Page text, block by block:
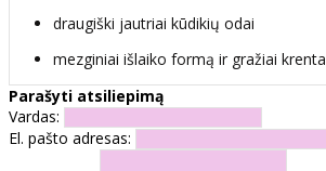
draugiški jautriai kūdikių odai
mezginiai išlaiko formą ir gražiai krenta
Parašyti atsiliepimą
Vardas:
El. pašto adresas: